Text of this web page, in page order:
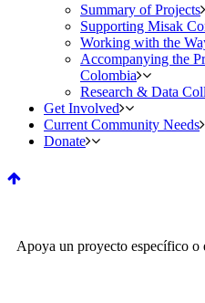
Summary of Projects
Supporting Misak
Working with the
Accompanying the
Colombia
Research & Data
Get Involved
Current Community Needs
Donate
Apoya un proyecto específico o